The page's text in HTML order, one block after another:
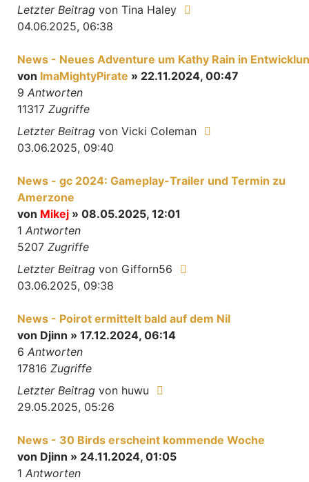
Letzter Beitrag von Tina Haley
04.06.2025, 06:38
News - Neues Adventure um Kathy Rain in
von ImaMightyPirate » 22.11.2024, 00:47
9 Antworten
11317 Zugriffe
Letzter Beitrag von Vicki Coleman
03.06.2025, 09:40
News - gc 2024: Gameplay-Trailer und Termin zu
Amerzone
von Mikej » 08.05.2025, 12:01
1 Antworten
5207 Zugriffe
Letzter Beitrag von Gifforn56
03.06.2025, 09:38
News - Poirot ermittelt bald auf dem Nil
von Djinn » 17.12.2024, 06:14
6 Antworten
17816 Zugriffe
Letzter Beitrag von huwu
29.05.2025, 05:26
News - 30 Birds erscheint kommende Woche
von Djinn » 24.11.2024, 01:05
1 Antworten